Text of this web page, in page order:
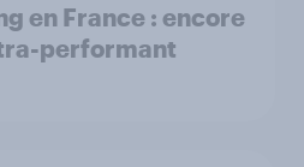
en France : encore
performant